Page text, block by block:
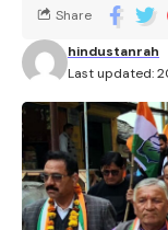
Last updated:
hindustanrah
Share